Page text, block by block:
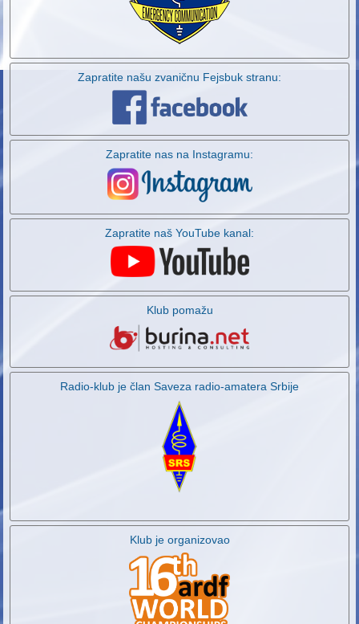
Zapratite našu zvaničnu Fejsbuk stranu:
Zapratite nas na Instagramu:
Zapratite naš YouTube kanal:
Klub pomažu
Radio-klub je član Saveza radio-amatera Srbije
Klub je organizovao